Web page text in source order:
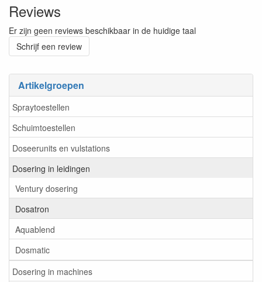
Artikelgroepen
Spraytoestellen
Schuimtoestellen
Doseerunits en vulstations
Dosering in leidingen
Ventury dosering
Dosatron
Aquablend
Dosmatic
Dosering in machines
Reviews
Er zijn geen reviews beschikbaar in de huidige taal
Schrijf een review